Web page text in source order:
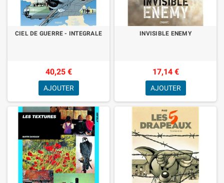
CIEL DE GUERRE - INTEGRALE
40,25 €
AJOUTER
INVISIBLE ENEMY
17,14 €
AJOUTER